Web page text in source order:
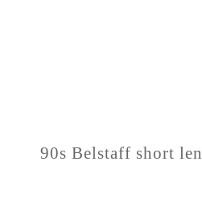
90s Belstaff short